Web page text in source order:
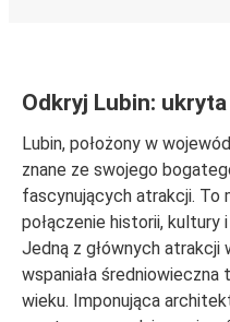
Linz
Lubin
Łódź
Lubin
Port lotniczy
Lubin
Odkryj Lubin:
Lubin, położony w
znane ze swojego
fascynujących atrakcji.
połączenie historii, kultury
Jedną z głównych atrakcji
wspaniała
wieku. Imponująca